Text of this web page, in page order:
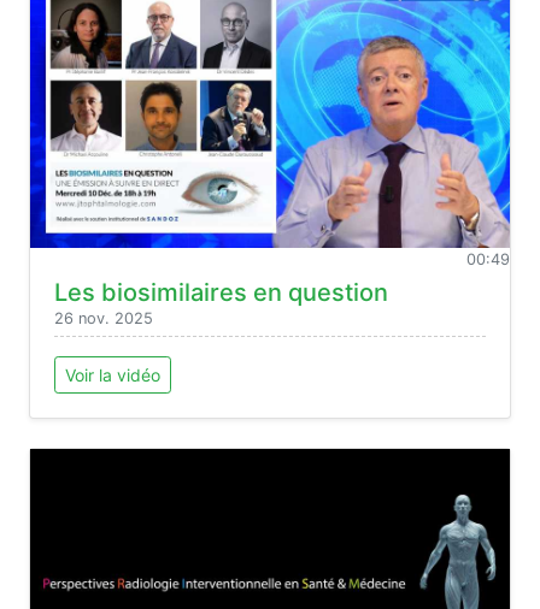
00:49
Les biosimilaires en question
26 nov. 2025
Voir la vidéo